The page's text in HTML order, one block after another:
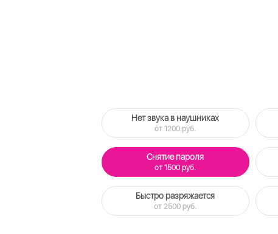
Нет звука в наушниках
от 1200 руб.
Снятие пароля
от 1500 руб.
Быстро разряжается
от 2500 руб.